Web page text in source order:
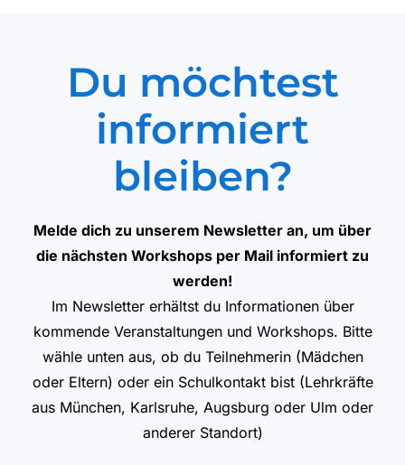
Du möchtest
informiert
bleiben?
Melde dich zu unserem Newsletter an, um über
die nächsten Workshops per Mail informiert zu
werden!
Im Newsletter erhältst du Informationen über
kommende Veranstaltungen und Workshops. Bitte
wähle unten aus, ob du Teilnehmerin (Mädchen
oder Eltern) oder ein Schulkontakt bist (Lehrkräfte
aus München, Karlsruhe, Augsburg oder Ulm oder
anderer Standort)